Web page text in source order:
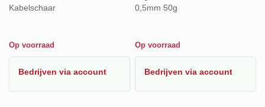
Kabelschaar
Op voorraad
Bedrijven via account
0,5mm 50g
Op voorraad
Bedrijvenvia account